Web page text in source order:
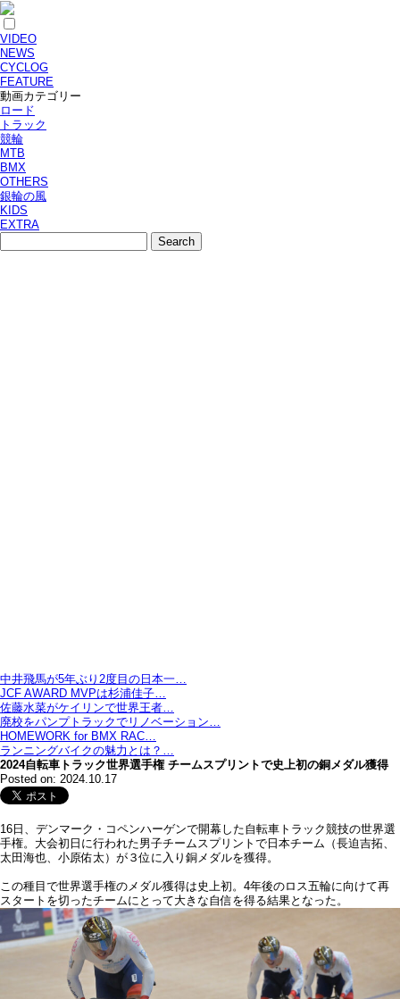
VIDEO
NEWS
CYCLOG
FEATURE
動画カテゴリー
ロード
トラック
競輪
MTB
BMX
OTHERS
銀輪の風
KIDS
EXTRA
中井飛馬が5年ぶり2度目の日本一…
JCF AWARD MVPは杉浦佳子…
佐藤水菜がケイリンで世界王者…
廃校をパンプトラックでリノベーション…
HOMEWORK for BMX RAC…
ランニングバイクの魅力とは？…
2024自転車トラック世界選手権 チームスプリントで史上初の銅メダル獲得
Posted on: 2024.10.17
16日、デンマーク・コペンハーゲンで開幕した自転車トラック競技の世界選
手権。大会初日に行われた男子チームスプリントで日本チーム（長迫吉拓、
太田海也、小原佑太）が３位に入り銅メダルを獲得。
この種目で世界選手権のメダル獲得は史上初。4年後のロス五輪に向けて再
スタートを切ったチームにとって大きな自信を得る結果となった。